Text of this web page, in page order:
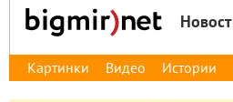
Картинки Видео Истории